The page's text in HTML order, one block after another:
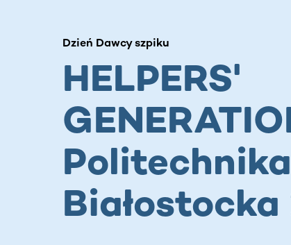
Dzień Dawcy szpiku
HELPERS'
Politechnika